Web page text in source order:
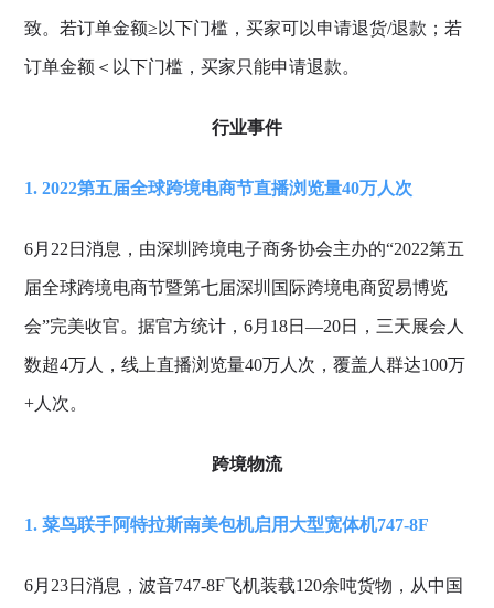
致。若订单金额≥以下门槛，买家可以申请退货/退款；若
订单金额＜以下门槛，买家只能申请退款。
行业事件
1. 2022第五届全球跨境电商节直播浏览量40万人次
6月22日消息，由深圳跨境电子商务协会主办的“2022第五
届全球跨境电商节暨第七届深圳国际跨境电商贸易博览
会”完美收官。据官方统计，6月18日—20日，三天展会人
数超4万人，线上直播浏览量40万人次，覆盖人群达100万
+人次。
跨境物流
1. 菜鸟联手阿特拉斯南美包机启用大型宽体机747-8F
6月23日消息，波音747-8F飞机装载120余吨货物，从中国